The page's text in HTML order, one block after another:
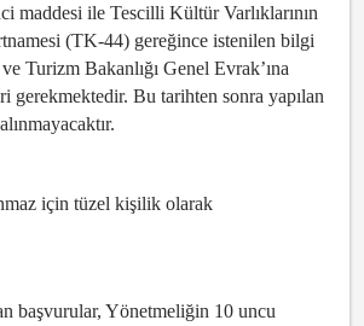
maddesi ile Tescilli Kültür Varlıklarının
(TK-44) gereğince istenilen bilgi
Turizm Bakanlığı Genel Evrak’ına
gerekmektedir. Bu tarihten sonra yapılan
için tüzel kişilik olarak
başvurular, Yönetmeliğin 10 uncu